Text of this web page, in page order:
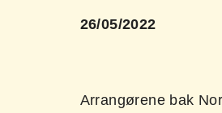
26/05/2022
Arrangørene bak